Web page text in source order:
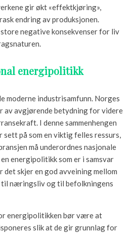
gir økt «effektkjøring»,
endring av produksjonen.
negative konsekvenser for liv
energipolitikk
moderne industrisamfunn. Norges
av avgjørende betydning for videre
I denne sammenhengen
på som en viktig felles ressurs,
må underordnes nasjonale
energipolitikk som er i samsvar
det skjer en god avveining mellom
til næringsliv og til befolkningens
energipolitikken bør være at
slik at de gir grunnlag for